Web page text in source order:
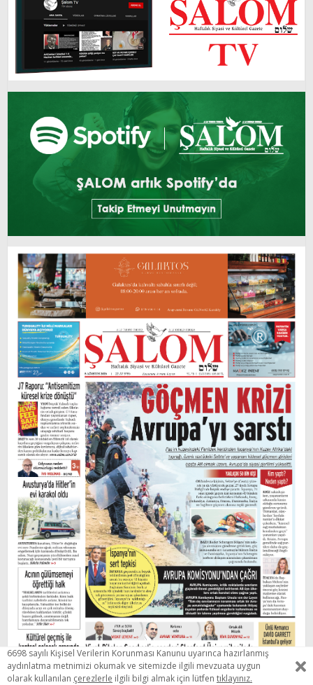
6698 sayılı Kişisel Verilerin Korunması Kanunu uyarınca hazırlanmış
aydınlatma metnimizi okumak ve sitemizde ilgili mevzuata uygun
olarak kullanılan çerezlerle ilgili bilgi almak için lütfen tıklayınız.